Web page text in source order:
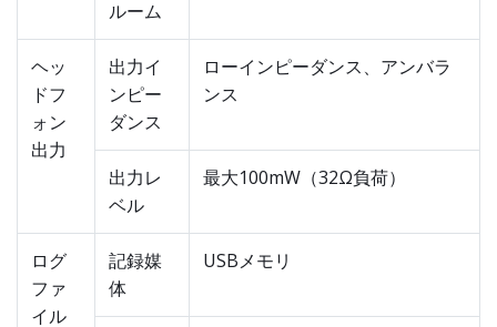
ルーム
ヘッ
ドフ
ォン
出力
出力イ
ンピー
ダンス
ローインピーダンス、アンバラ
ンス
出力レ
ベル
最大100mW（32Ω負荷）
ログ
ファ
イル
記録媒
体
USBメモリ